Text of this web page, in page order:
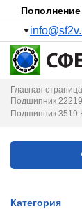
Главная страница
Подшипник
Подшипник 3519
Категория